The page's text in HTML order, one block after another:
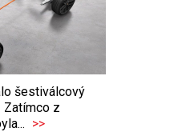
šestiválcový
Zatímco z
>>